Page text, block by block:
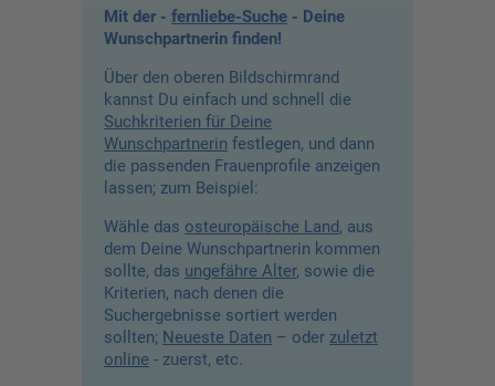
Mit der - fernliebe-Suche - Deine
Wunschpartnerin finden!
Über den oberen Bildschirmrand
kannst Du einfach und schnell die
Suchkriterien für Deine
Wunschpartnerin festlegen, und dann
die passenden Frauenprofile anzeigen
lassen; zum Beispiel:
Wähle das osteuropäische Land, aus
dem Deine Wunschpartnerin kommen
sollte, das ungefähre Alter, sowie die
Kriterien, nach denen die
Suchergebnisse sortiert werden
sollten; Neueste Daten – oder zuletzt
online - zuerst, etc.